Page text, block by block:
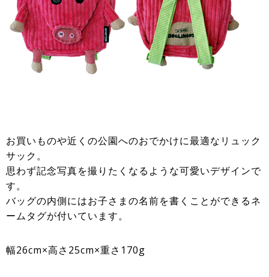
お買いものや近くの公園へのおでかけに最適なリュック
サック。
思わず記念写真を撮りたくなるような可愛いデザインで
す。
バッグの内側にはお子さまの名前を書くことができるネ
ームタグが付いています。
幅26cm×高さ25cm×重さ170g